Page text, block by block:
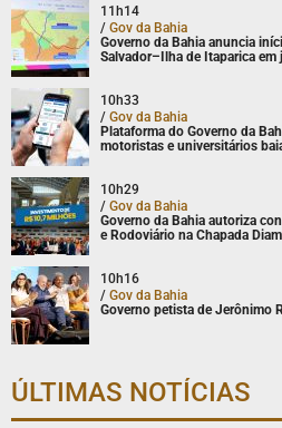
11h14
/ Gov da Bahia
Governo da Bahia anuncia
Salvador–Ilha de Itaparica
10h33
/ Gov da Bahia
Plataforma do Governo da
motoristas e universitários
10h29
/ Gov da Bahia
Governo da Bahia autoriza
e Rodoviário na Chapada
10h16
/ Gov da Bahia
Governo petista de Jerônimo
ÚLTIMAS NOTÍCIAS